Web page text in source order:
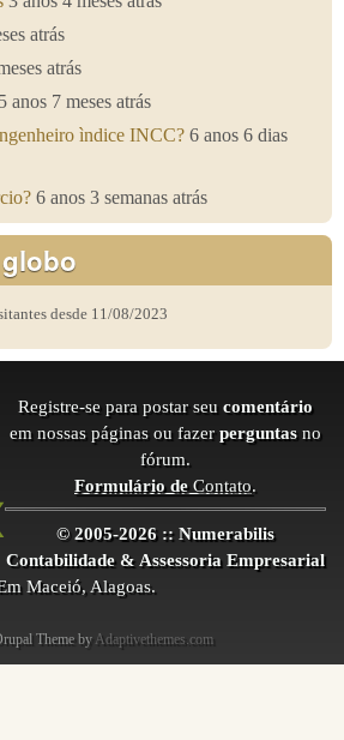
atrás
atrás
5 anos 7 meses atrás
ìndice INCC? 6 anos 6 dias
6 anos 3 semanas atrás
desde 11/08/2023
Registre-se para postar seu comentário
em nossas páginas ou fazer perguntas no
fórum.
Formulário deContato.
© 2005-2026 :: Numerabilis
Contabilidade & Assessoria Empresarial
Maceió, Alagoas.
Theme by Adaptivethemes.com